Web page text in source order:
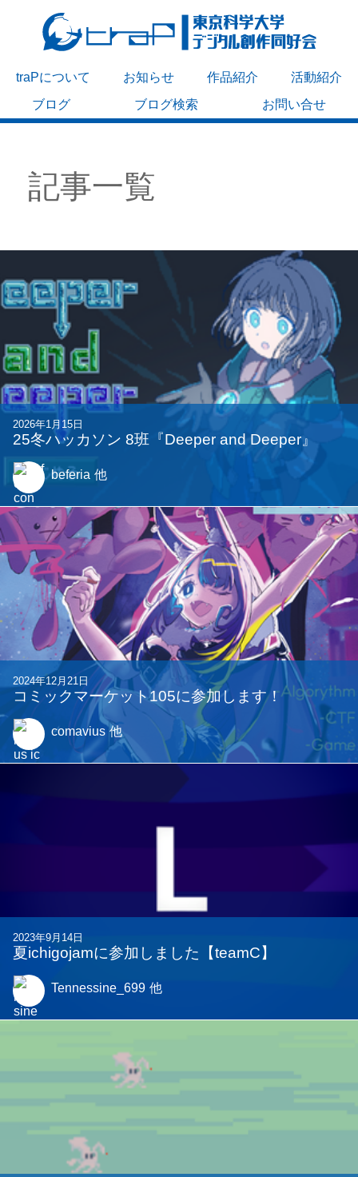
traPについて お知らせ 作品紹介
活動紹介
ブログ
ブログ検索 お問い合せ
記事一覧
2026年1月15日
25冬ハッカソン 8班『Deeper and Deeper』
beferia 他
2024年12月21日
コミックマーケット105に参加します！
comavius 他
2023年9月14日
夏ichigojamに参加しました【teamC】
Tennessine_699 他